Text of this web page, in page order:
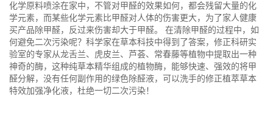
化学原料喷涂在家中，不管对甲醛的效果如何，都会残留大量的化
学元素，而某些化学元素比甲醛对人体的伤害更大，为了家人健康
买产品除甲醛，反过来伤害却大于甲醛。 在清除甲醛的过程中，如
何避免二次污染呢？科学家在草本科技中得到了答案，修正科研实
验室的专家从龙舌兰、虎皮兰、芦荟、常春藤等植物中提取出一种
神奇的酶，这种纯草本精华组成的植物酶，能够快速、强效的将甲
醛分解，没有任何副作用的绿色除醛液，可以洗手的修正植萃草本
特效加强净化液，杜绝一切二次污染！